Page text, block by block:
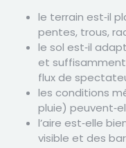
le terrain est‑il
pentes, trous,
le sol est‑il
et
flux de
les conditions
pluie)
l’aire est‑elle
visible et des